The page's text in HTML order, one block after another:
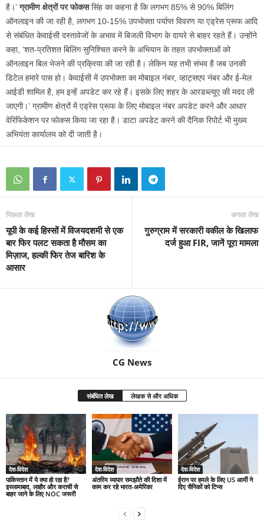
है।’ग्रामीण क्षेत्रों पर फोकससिंह का कहना है कि लगभग 85% से 90% बिलिंग
ऑनलाइन की जा रही है, लगभग 10-15% उपभोक्ता पर्याप्त विवरण या एड्रेस प्रूफ आदि
से संबंधित केवाईसी दस्तावेजों के अभाव में बिजली विभाग के दायरे से बाहर रहते हैं। उन्होंने
कहा, ‘शत-प्रतिशत बिलिंग सुनिश्चित करने के अभियान के तहत उपभोक्ताओं को
ऑनलाइन बिल भेजने की प्रक्रिया की जा रही है। लेकिन यह तभी संभव है जब उनकी
डिटेल हमारे पास हो। केवाईसी में उपभोक्ता का मोबाइल नंबर, व्हाट्सएप नंबर और ई-मेल
आईडी शामिल है, हम इन्हें अपडेट कर रहे हैं। इसके लिए शहर के आरडब्ल्यूए की मदद ली
जाएगी।’ ग्रामीण क्षेत्रों में एड्रेस प्रूफ के लिए मोबाइल नंबर अपडेट करने और आधार
वेरिफिकेशन पर फोकस किया जा रहा है। डाटा अपडेट करने की दैनिक रिपोर्ट भी मुख्य
अभियंता कार्यालय को दी जाती है।
पिछला लेख
यूपी के कई हिस्‍सों में विजयदशमी से एक
बार फिर पलट सकता है मौसम का
मिज़ाज, हल्‍की फिर तेज बारिश के
आसार
अगला लेख
गुरुग्राम में सरकारी वकील के खिलाफ
दर्ज हुआ FIR, जानें पूरा मामला
CG News
संबंधित लेख लेखक से और अधिक
देश-विदेश
पाकिस्तान में ये क्या हो रहा है?
इस्लामाबाद, लाहौर और कराची से
बाहर जाने के लिए NOC जरूरी
देश-विदेश
अंतरिम व्यापार समझौते की दिशा में
काम कर रहे भारत-अमेरिका
देश-विदेश
ईरान पर हमले के लिए US आर्मी ने
दिए सैनिकों को टिप्स